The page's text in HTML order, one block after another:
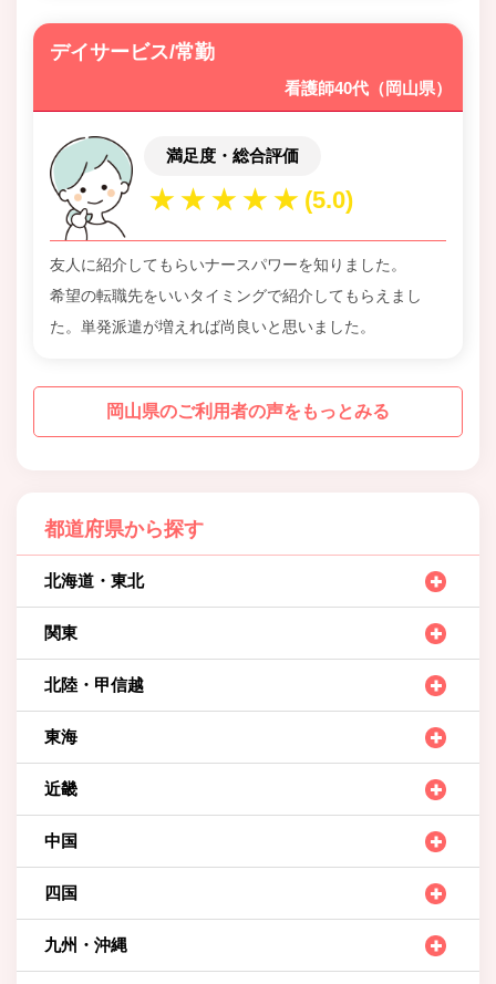
デイサービス/常勤
看護師40代（岡山県）
満足度・総合評価
友人に紹介してもらいナースパワーを知りました。
希望の転職先をいいタイミングで紹介してもらえまし
た。単発派遣が増えれば尚良いと思いました。
岡山県のご利用者の声をもっとみる
都道府県から探す
北海道・東北
関東
北陸・甲信越
東海
近畿
中国
四国
九州・沖縄